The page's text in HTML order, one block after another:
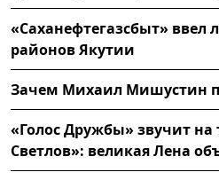
«Саханефтегазсбыт»
районов Якутии
Зачем Михаил Мишустин
«Голос Дружбы» звучит
Светлов»: великая Лена